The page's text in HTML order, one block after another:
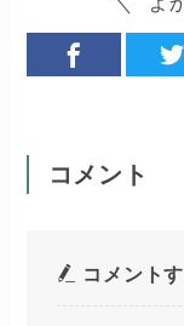
コメント
コメント